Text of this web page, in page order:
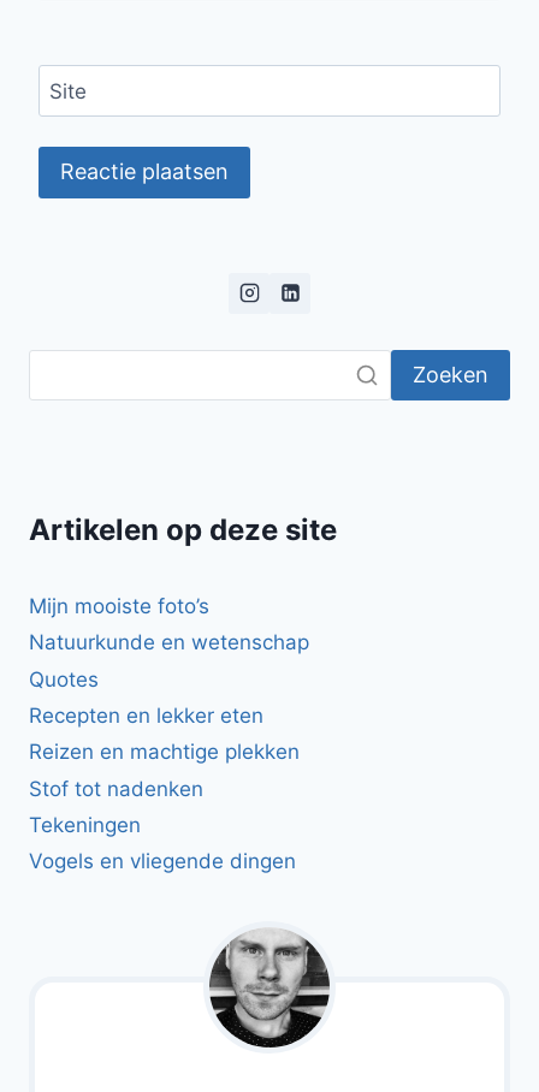
Site
Zoeken
Artikelen op deze site
Mijn mooiste foto’s
Natuurkunde en wetenschap
Quotes
Recepten en lekker eten
Reizen en machtige plekken
Stof tot nadenken
Tekeningen
Vogels en vliegende dingen